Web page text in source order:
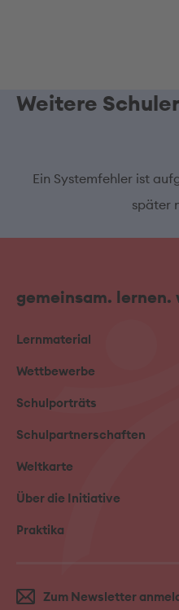
Weitere
Ein Systemfehler ist
später
gemeinsam.
Lernmaterial
Wettbewerbe
Schulporträts
Schulpartnerschaften
Weltkarte
Über die Initiative
Praktika
Zum Newsletter